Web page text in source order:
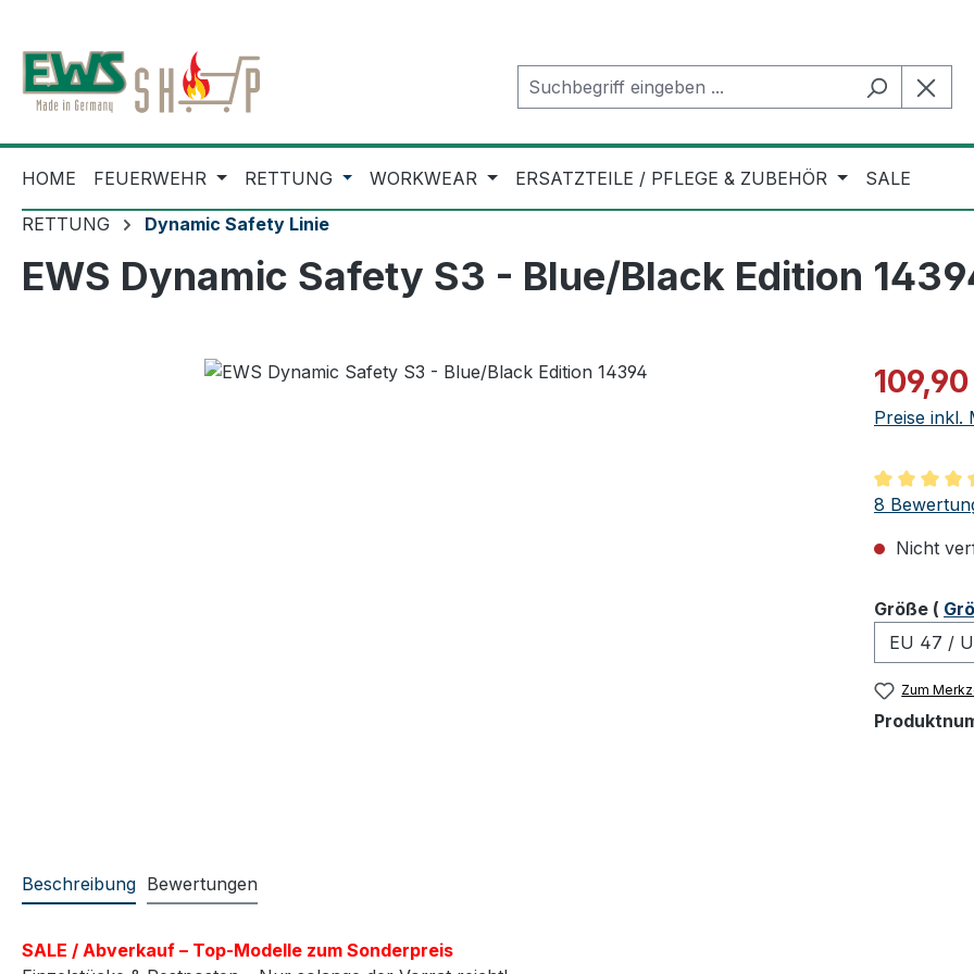
HOME FEUERWEHR RETTUNG WORKWEAR ERSATZTEILE / PFLEGE & ZUBEHÖR SALE
RETTUNG Dynamic Safety Linie
EWS Dynamic Safety S3 - Blue/Black Edition
Preise inkl.
8
Nicht
Größe (
Zum
Beschreibung Bewertungen
SALE / Abverkauf – Top-Modelle zum Sonderpreis